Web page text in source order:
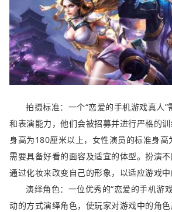
拍摄标准：一个“恋爱的手机游戏真人”
和表演能力，他们会被招募并进行严格的
身高为180厘米以上，女性演员的标准身
需要具备好看的面容及适宜的体型。扮演
通过化妆来改变自己的形象，以适应游戏中
演绎角色：一位优秀的“恋爱的手机游
动的方式演绎角色，使玩家对游戏中的角